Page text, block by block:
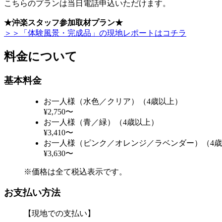
こちらのプランは当日電話申込いただけます。
★沖楽スタッフ参加取材プラン★
＞＞「体験風景・完成品」の現地レポートはコチラ
料金について
基本料金
お一人様（水色／クリア）（4歳以上）
¥2,750〜
お一人様（青／緑）（4歳以上）
¥3,410〜
お一人様（ピンク／オレンジ／ラベンダー）（4
¥3,630〜
※価格は全て税込表示です。
お支払い方法
【現地での支払い】